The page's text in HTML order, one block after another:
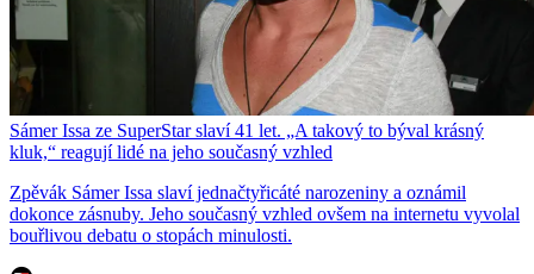
Sámer Issa ze SuperStar slaví 41 let. „A takový to býval krásný
kluk,“ reagují lidé na jeho současný vzhled
Zpěvák Sámer Issa slaví jednačtyřicáté narozeniny a oznámil
dokonce zásnuby. Jeho současný vzhled ovšem na internetu vyvolal
bouřlivou debatu o stopách minulosti.